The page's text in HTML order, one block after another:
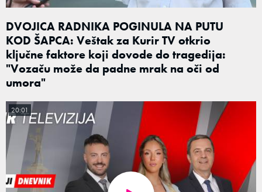
DVOJICA RADNIKA POGINULA NA PUTU
KOD ŠAPCA: Veštak za Kurir TV otkrio
ključne faktore koji dovode do tragedija:
"Vozaču može da padne mrak na oči od
umora"
20:01